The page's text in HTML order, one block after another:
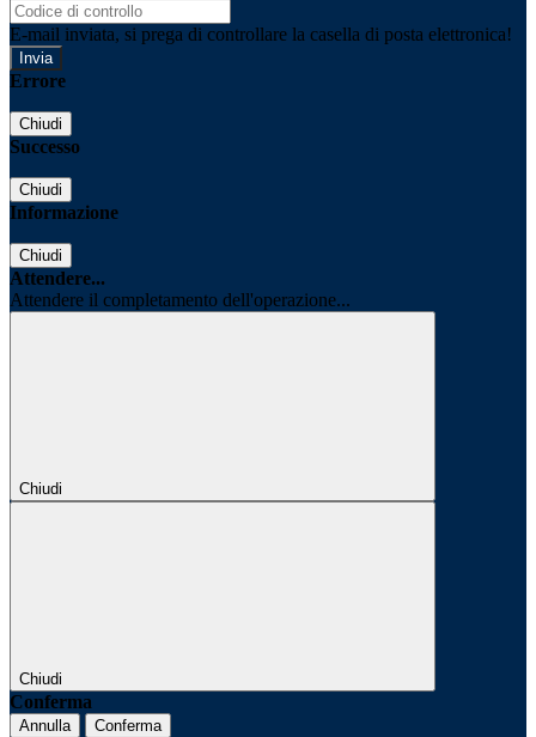
E-mail inviata, si prega di controllare la casella di posta elettronica!
Errore
Chiudi
Successo
Chiudi
Informazione
Chiudi
Attendere...
Attendere il completamento dell'operazione...
Chiudi
Chiudi
Conferma
Annulla Conferma